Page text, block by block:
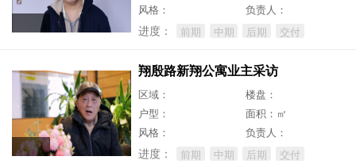
风格：
负责人：
进度： 前期 中期 后期 交付
翔殷路新翔公寓业主采访
区域：
楼盘：
户型：
面积：㎡
风格：
负责人：
进度： 前期 中期 后期 交付